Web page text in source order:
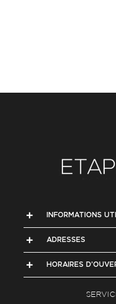
INFORMATIONS
ADRESSES
HORAIRES